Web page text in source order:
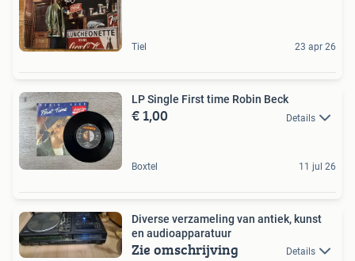
Tiel 23 apr 26
LP Single First time Robin Beck
€ 1,00 Details
Boxtel 11 jul 26
Diverse verzameling van antiek, kunst
en audioapparatuur
Zie omschrijving Details